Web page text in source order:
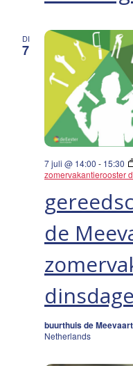
DI
7
de
7 juli @ 14:00 - 15:30
zomervakantierooster
buurthuis de Meevaart
Netherlands